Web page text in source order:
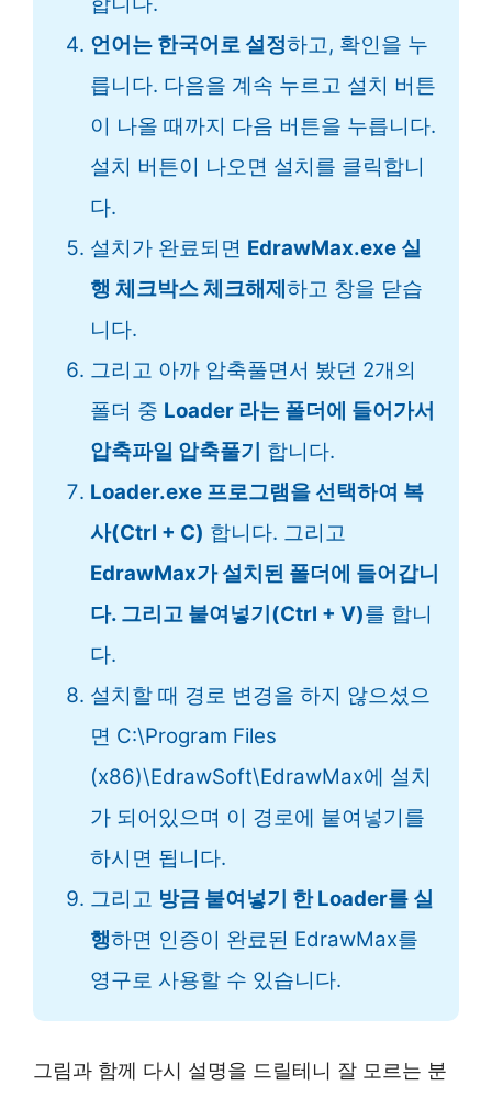
언어는 한국어로 설정하고, 확인을 누
릅니다. 다음을 계속 누르고 설치 버튼
이 나올 때까지 다음 버튼을 누릅니다.
설치 버튼이 나오면 설치를 클릭합니
다.
설치가 완료되면 EdrawMax.exe 실
행 체크박스 체크해제하고 창을 닫습
니다.
그리고 아까 압축풀면서 봤던 2개의
폴더 중 Loader 라는 폴더에 들어가서
압축파일 압축풀기
합니다.
Loader.exe 프로그램을 선택하여 복
사(Ctrl + C) 합니다. 그리고
EdrawMax가 설치된 폴더에 들어갑니
다. 그리고 붙여넣기(Ctrl + V)를 합니
다.
설치할 때 경로 변경을 하지 않으셨으
면 C:\Program Files
(x86)\EdrawSoft\EdrawMax에 설치
가 되어있으며 이 경로에 붙여넣기를
하시면 됩니다.
그리고 방금 붙여넣기 한 Loader를 실
행하면 인증이 완료된 EdrawMax를
영구로 사용할 수 있습니다.
그림과 함께 다시 설명을 드릴테니 잘 모르는 분